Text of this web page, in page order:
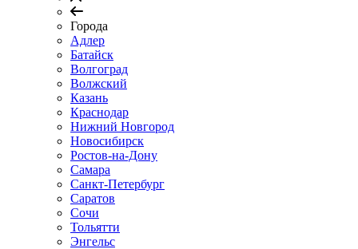
Города
Адлер
Батайск
Волгоград
Волжский
Казань
Краснодар
Нижний Новгород
Новосибирск
Ростов-на-Дону
Самара
Санкт-Петербург
Саратов
Сочи
Тольятти
Энгельс